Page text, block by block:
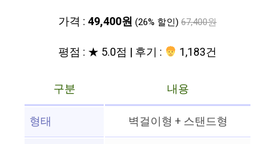
가격 :49,400원 (26% 할인) 67,400원
평점 : ★ 5.0점 | 후기 : 1,183건
구분
내용
형태
벽걸이형 + 스탠드형